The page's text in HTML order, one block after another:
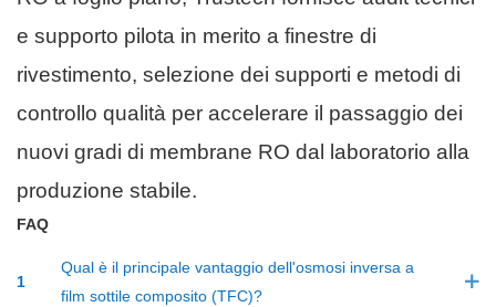
e supporto pilota in merito a finestre di
rivestimento, selezione dei supporti e metodi di
controllo qualità per accelerare il passaggio dei
nuovi gradi di membrane RO dal laboratorio alla
produzione stabile.
FAQ
1
Qual è il principale vantaggio dell'osmosi inversa a
film sottile composito (TFC)?